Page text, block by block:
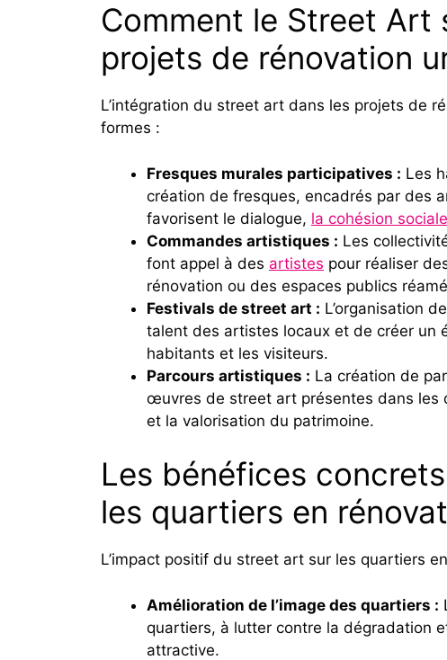
Comment le Street Art
projets de rénovation
L’intégration du street art dans les projets de
formes :
Fresques murales participatives : Les
création de fresques, encadrés par des
favorisent le dialogue, la cohésion sociale
Commandes artistiques : Les
font appel à des artistes pour réaliser
rénovation ou des espaces publics
Festivals de street art : L’organisation
talent des artistes locaux et de créer un
habitants et les visiteurs.
Parcours artistiques : La création de
œuvres de street art présentes dans les
et la valorisation du patrimoine.
Les bénéfices
les quartiers en
L’impact positif du street art sur les quartiers
Amélioration de l’image des quartiers :
quartiers, à lutter contre la dégradation
attractive.